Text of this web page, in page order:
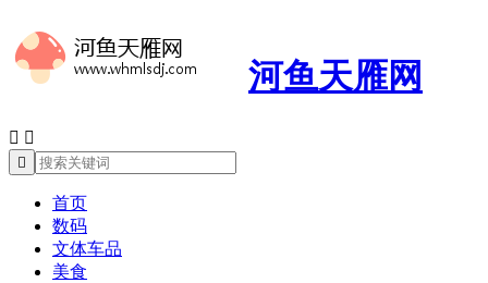
河鱼天雁网
 

首页
数码
文体车品
美食